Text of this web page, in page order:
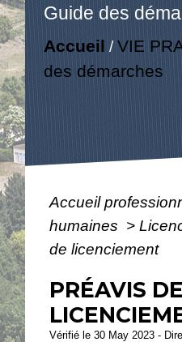
Guide des
Accueil /VIE
des démarches
Accueil
humaines >
de licenciement
PRÉAVIS DE
Vérifié le 30 May 2023 -